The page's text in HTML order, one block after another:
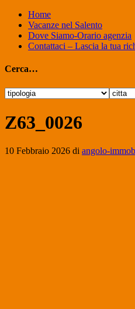
Home
Vacanze nel Salento
Dove Siamo-Orario agenzia
Contattaci – Lascia la tua
Cerca…
Z63_0026
10 Febbraio 2026 di angolo-